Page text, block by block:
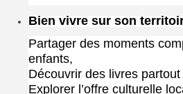
Bien vivre sur son
Partager des moments
enfants,
Découvrir des livres
Explorer l’offre culturelle